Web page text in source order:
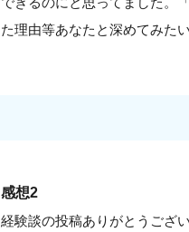
た理由等あなたと深めてみた
感想2
経験談の投稿ありがとうござ